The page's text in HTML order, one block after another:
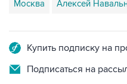
Москва Алексей
Купить подписку на
Подписаться на